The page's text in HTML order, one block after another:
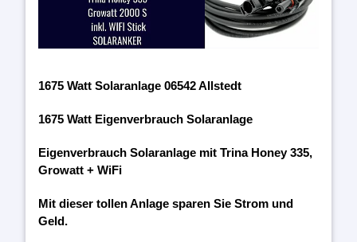
1675 Watt Solaranlage 06542 Allstedt
1675 Watt Eigenverbrauch Solaranlage
Eigenverbrauch Solaranlage mit Trina Honey 335,
Growatt + WiFi
Mit dieser tollen Anlage sparen Sie Strom und
Geld.